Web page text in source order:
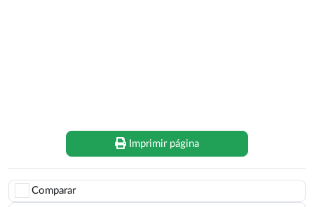
Imprimir página
Comparar